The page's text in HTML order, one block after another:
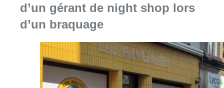
d’un gérant de night shop lors
d’un braquage